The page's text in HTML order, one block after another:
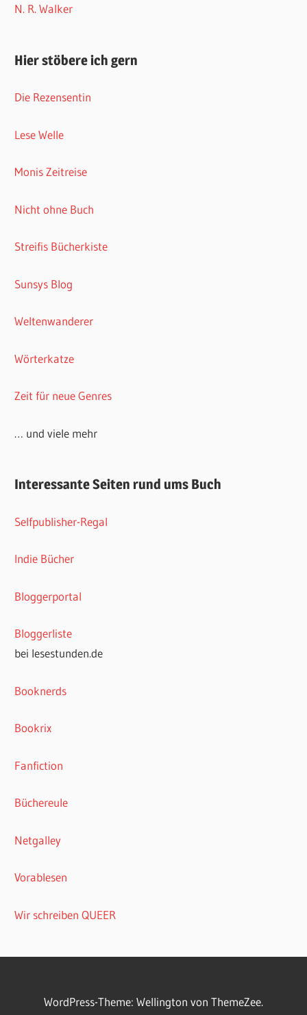
N. R. Walker
Hier stöbere ich gern
Die Rezensentin
Lese Welle
Monis Zeitreise
Nicht ohne Buch
Streifis Bücherkiste
Sunsys Blog
Weltenwanderer
Wörterkatze
Zeit für neue Genres
… und viele mehr
Interessante Seiten rund ums Buch
Selfpublisher-Regal
Indie Bücher
Bloggerportal
Bloggerliste
bei lesestunden.de
Booknerds
Bookrix
Fanfiction
Büchereule
Netgalley
Vorablesen
Wir schreiben QUEER
WordPress-Theme: Wellington von ThemeZee.